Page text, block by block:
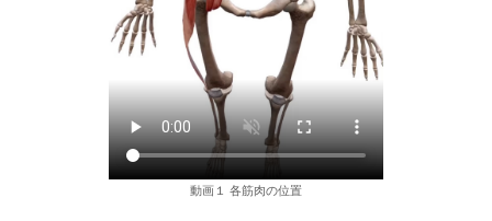
動画１ 各筋肉の位置